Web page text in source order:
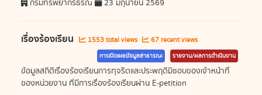
กรมทรัพยากรธรณี 23 มิถุนายน 2569
เรื่องร้องเรียน 1553 total views 67 recent views
การเปิดเผยข้อมูลสาธารณะ รายงาน/ผลการดำเนินงาน
ข้อมูลสถิติเรื่องร้องเรียนการทุจริตและประพฤติมิชอบของเจ้าหน้าที่
ของหน่วยงาน ที่มีการเรื่องร้องเรียนผ่าน E-petition